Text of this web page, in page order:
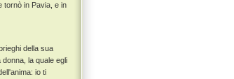
tornò in Pavia, e in
della sua
la quale egli
io ti